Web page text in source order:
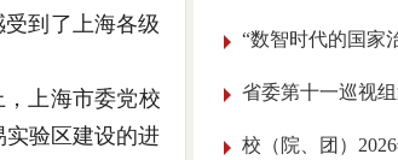
到了上海各级
上海市委党校
实验区建设的进
“数智时代的国家
省委第十一巡视
校（院、团）